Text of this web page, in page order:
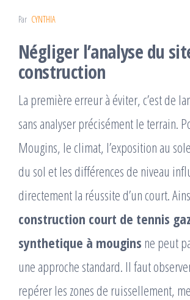
Par CYNTHIA
Négliger l’analyse du
construction
La première erreur à éviter, c’est de
sans analyser précisément le terrain.
Mougins, le climat, l’exposition au
du sol et les différences de niveau
directement la réussite d’un court.
construction court de tennis
synthetique à mougins ne peut
une approche standard. Il faut
repérer les zones de ruissellement,